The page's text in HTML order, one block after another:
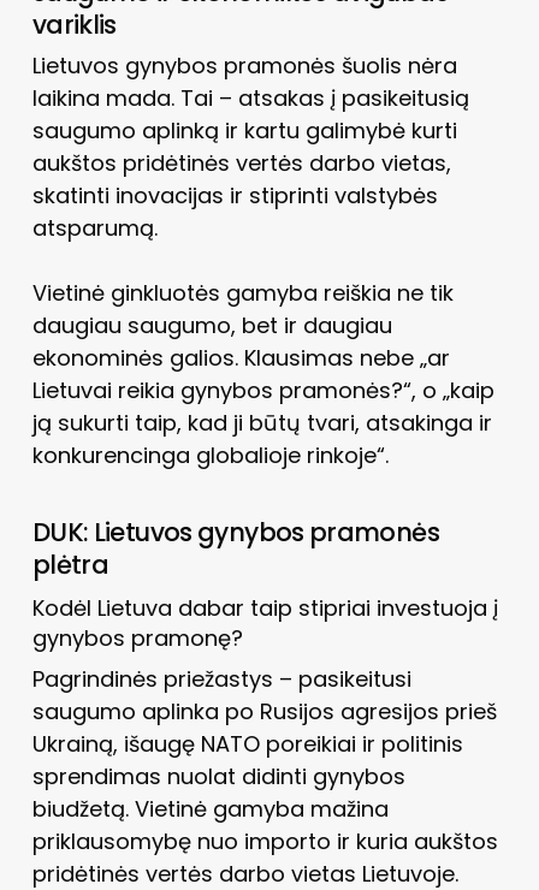
variklis
Lietuvos gynybos pramonės šuolis nėra
laikina mada. Tai – atsakas į pasikeitusią
saugumo aplinką ir kartu galimybė kurti
aukštos pridėtinės vertės darbo vietas,
skatinti inovacijas ir stiprinti valstybės
atsparumą.
Vietinė ginkluotės gamyba reiškia ne tik
daugiau saugumo, bet ir daugiau
ekonominės galios. Klausimas nebe „ar
Lietuvai reikia gynybos pramonės?“, o „kaip
ją sukurti taip, kad ji būtų tvari, atsakinga ir
konkurencinga globalioje rinkoje“.
DUK: Lietuvos gynybos pramonės
plėtra
Kodėl Lietuva dabar taip stipriai investuoja į
gynybos pramonę?
Pagrindinės priežastys – pasikeitusi
saugumo aplinka po Rusijos agresijos prieš
Ukrainą, išaugę NATO poreikiai ir politinis
sprendimas nuolat didinti gynybos
biudžetą. Vietinė gamyba mažina
priklausomybę nuo importo ir kuria aukštos
pridėtinės vertės darbo vietas Lietuvoje.